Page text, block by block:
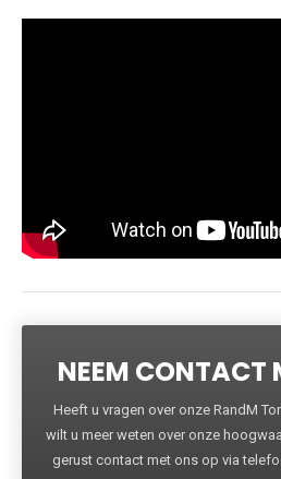
NEEM CONTACT
Heeft u vragen over onze RandM
wilt u meer weten over onze
gerust contact met ons op via